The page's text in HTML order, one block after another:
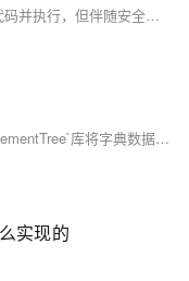
`eval()` 函数在 Python 中能将字符串解析为代码并执行，但伴随安全风险，尤其在处理不受信任的输入时。传递空全局字典 {} 可限制其访问内置对象，但仍存隐患。建议通过限制函数和变量、使用沙箱环境、避免复杂表达式、验证输入等提高安全性。更推荐使用 `ast.literal_eval()`、自定义解析器或 JSON 解析等替代方案，以确保代码安全性和可靠性。
本文介绍了如何使用Python中的`xml.etree.ElementTree`库将字典数据结构转换为XML格式。通过定义递归函数处理字典到XML元素的转换，生成符合标准的XML文档，适用于与旧系统交互或需支持复杂文档结构的场景。示例代码展示了将一个简单字典转换为XML的具体实现过程。
实现的